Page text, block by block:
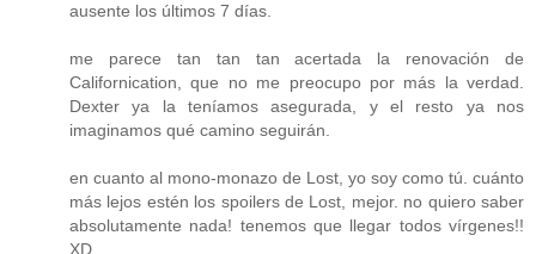
ausente los últimos 7 días.
me parece tan tan tan acertada la renovación de
Californication, que no me preocupo por más la verdad.
Dexter ya la teníamos asegurada, y el resto ya nos
imaginamos qué camino seguirán.
en cuanto al mono-monazo de Lost, yo soy como tú. cuánto
más lejos estén los spoilers de Lost, mejor. no quiero saber
absolutamente nada! tenemos que llegar todos vírgenes!!
XD